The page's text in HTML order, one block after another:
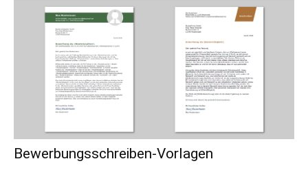
Bewerbungsschreiben-Vorlagen